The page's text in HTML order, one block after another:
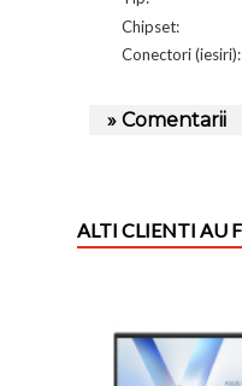
Chipset:
Conectori (iesiri):
» Comentarii
ALTI CLIENTI AU